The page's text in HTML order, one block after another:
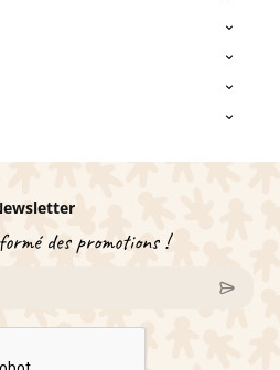
des promotions !